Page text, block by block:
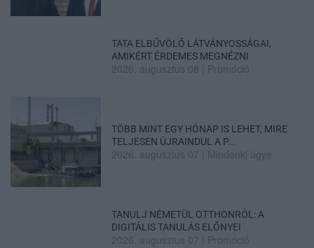
TATA ELBŰVÖLŐ LÁTVÁNYOSSÁGAI,
AMIKÉRT ÉRDEMES MEGNÉZNI
2026. augusztus 08 Promóció
TÖBB MINT EGY HÓNAP IS LEHET, MIRE
TELJESEN ÚJRAINDUL A P...
2026. augusztus 07 Mindenki ügye
TANULJ NÉMETÜL OTTHONRÓL: A
DIGITÁLIS TANULÁS ELŐNYEI
2026. augusztus 07 Promóció